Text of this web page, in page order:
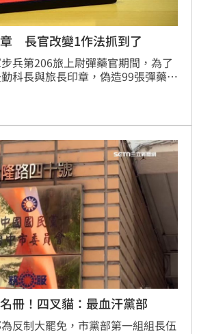
章 長官改變1作法抓到了
兵第206旅上尉彈藥官期間，為了
科長與旅長印章，偽造99張彈藥異
蓋章，偽造事件因此披露，新竹地
冊！四叉貓：最血汗黨部
反制大罷免，市黨部第一組組長伍